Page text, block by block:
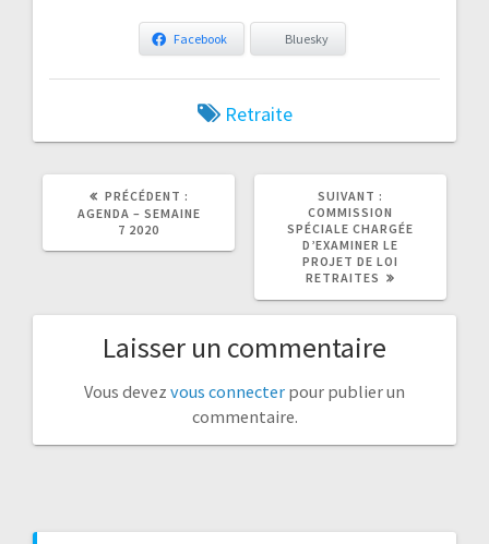
Facebook Bluesky
Retraite
PRÉCÉDENT :
ARTICLE
PRÉCÉDENT
AGENDA – SEMAINE
7 2020
SUIVANT :
ARTICLE
COMMISSION
SPÉCIALE CHARGÉE
D’EXAMINER LE
PROJET DE LOI
RETRAITES
Laisser un commentaire
Vous devez vous connecter pour publier un
commentaire.